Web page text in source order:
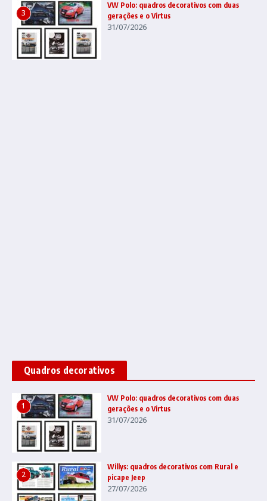
3
VW Polo: quadros decorativos com duas
gerações e o Virtus
31/07/2026
Quadros decorativos
1
VW Polo: quadros decorativos com duas
gerações e o Virtus
31/07/2026
2
Willys: quadros decorativos com Rural e
picape Jeep
27/07/2026